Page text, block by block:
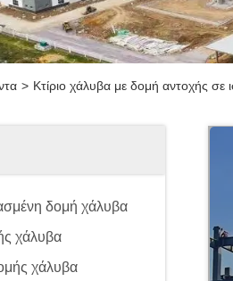
> Κτίριο χάλυβα με δομή αντοχής
δομή χάλυβα
χάλυβα
χάλυβα